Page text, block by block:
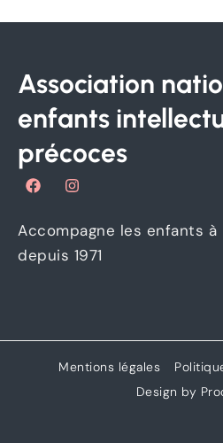
Association
enfants
précoces
F
a
b
o
o
I
n
a
g
r
Accompagne les enfants
depuis 1971
Mentions légales
Design by